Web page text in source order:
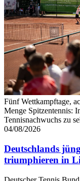
Fünf Wettkampftage,
Menge Spitzentennis:
Tennisnachwuchs zu
04/08/2026
Deutschlands
triumphieren in